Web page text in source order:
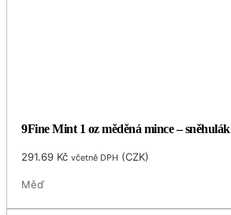
9Fine Mint 1 oz měděná mince – sněhulák
291.69 Kč včetně DPH (CZK)
Měď